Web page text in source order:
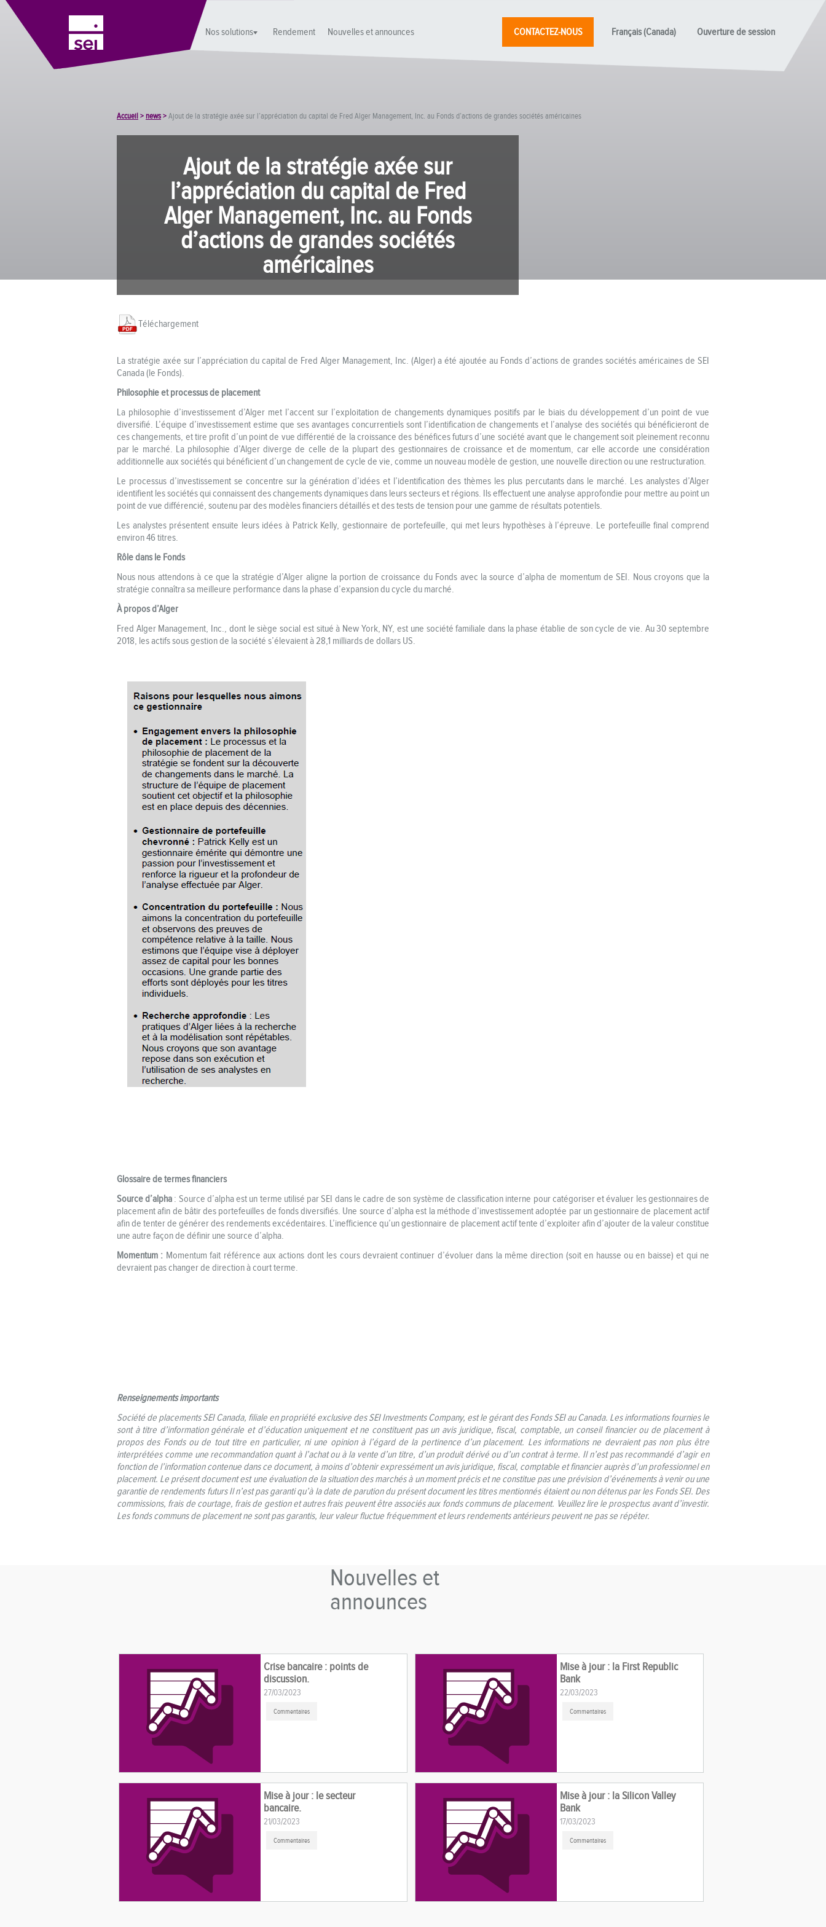
Nos solutions Rendement Nouvelles et announces CONTACTEZ-NOUS Français (Canada) Ouverture de session
Accueil>news>Ajout de la stratégie axée sur l’appréciation du capital de Fred Alger Management, Inc. au Fonds d’actions de grandes sociétés américaines
Ajout de la stratégie axée sur
l’appréciation du capital de Fred
Alger Management, Inc. au Fonds
d’actions de grandes sociétés
américaines
Téléchargement
La stratégie axée sur l’appréciation du capital de Fred Alger Management, Inc. (Alger) a été ajoutée au Fonds d’actions de grandes sociétés américaines de SEI
Canada (le Fonds).
Philosophie et processus de placement
La philosophie d’investissement d’Alger met l’accent sur l’exploitation de changements dynamiques positifs par le biais du développement d’un point de vue
diversifié. L’équipe d’investissement estime que ses avantages concurrentiels sont l’identification de changements et l’analyse des sociétés qui bénéficieront de
ces changements, et tire profit d’un point de vue différentié de la croissance des bénéfices futurs d’une société avant que le changement soit pleinement reconnu
par le marché. La philosophie d’Alger diverge de celle de la plupart des gestionnaires de croissance et de momentum, car elle accorde une considération
additionnelle aux sociétés qui bénéficient d’un changement de cycle de vie, comme un nouveau modèle de gestion, une nouvelle direction ou une restructuration.
Le processus d’investissement se concentre sur la génération d’idées et l’identification des thèmes les plus percutants dans le marché. Les analystes d’Alger
identifient les sociétés qui connaissent des changements dynamiques dans leurs secteurs et régions. Ils effectuent une analyse approfondie pour mettre au point un
point de vue différencié, soutenu par des modèles financiers détaillés et des tests de tension pour une gamme de résultats potentiels.
Les analystes présentent ensuite leurs idées à Patrick Kelly, gestionnaire de portefeuille, qui met leurs hypothèses à l’épreuve. Le portefeuille final comprend
environ 46 titres.
Rôle dans le Fonds
Nous nous attendons à ce que la stratégie d’Alger aligne la portion de croissance du Fonds avec la source d’alpha de momentum de SEI. Nous croyons que la
stratégie connaîtra sa meilleure performance dans la phase d’expansion du cycle du marché.
À propos d’Alger
Fred Alger Management, Inc., dont le siège social est situé à New York, NY, est une société familiale dans la phase établie de son cycle de vie. Au 30 septembre
2018, les actifs sous gestion de la société s’élevaient à 28,1 milliards de dollars US.
Glossaire de termes financiers
Source d’alpha: Source d’alpha est un terme utilisé par SEI dans le cadre de son système de classification interne pour catégoriser et évaluer les gestionnaires de
placement afin de bâtir des portefeuilles de fonds diversifiés. Une source d’alpha est la méthode d’investissement adoptée par un gestionnaire de placement actif
afin de tenter de générer des rendements excédentaires. L’inefficience qu’un gestionnaire de placement actif tente d’exploiter afin d’ajouter de la valeur constitue
une autre façon de définir une source d’alpha.
Momentum : Momentum fait référence aux actions dont les cours devraient continuer d’évoluer dans la même direction (soit en hausse ou en baisse) et qui ne
devraient pas changer de direction à court terme.
Renseignements importants
Société de placements SEI Canada, filiale en propriété exclusive des SEI Investments Company, est le gérant des Fonds SEI au Canada. Les informations fournies le
sont à titre d’information générale et d’éducation uniquement et ne constituent pas un avis juridique, fiscal, comptable, un conseil financier ou de placement à
propos des Fonds ou de tout titre en particulier, ni une opinion à l’égard de la pertinence d’un placement. Les informations ne devraient pas non plus être
interprétées comme une recommandation quant à l’achat ou à la vente d’un titre, d’un produit dérivé ou d’un contrat à terme. Il n’est pas recommandé d’agir en
fonction de l’information contenue dans ce document, à moins d’obtenir expressément un avis juridique, fiscal, comptable et financier auprès d’un professionnel en
placement. Le présent document est une évaluation de la situation des marchés à un moment précis et ne constitue pas une prévision d’événements à venir ou une
garantie de rendements futurs Il n’est pas garanti qu’à la date de parution du présent document les titres mentionnés étaient ou non détenus par les Fonds SEI. Des
commissions, frais de courtage, frais de gestion et autres frais peuvent être associés aux fonds communs de placement. Veuillez lire le prospectus avant d’investir.
Les fonds communs de placement ne sont pas garantis, leur valeur fluctue fréquemment et leurs rendements antérieurs peuvent ne pas se répéter.
Nouvelles et
announces
Crise bancaire : points de
discussion.
27/03/2023
Commentaires
Mise à jour : la First Republic
Bank
22/03/2023
Commentaires
Mise à jour : le secteur
bancaire.
21/03/2023
Commentaires
Mise à jour : la Silicon Valley
Bank
17/03/2023
Commentaires